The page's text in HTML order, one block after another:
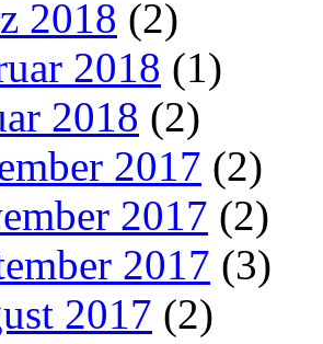
2018 (2)
2018 (1)
2018 (2)
2017 (2)
2017 (2)
2017 (3)
2017 (2)